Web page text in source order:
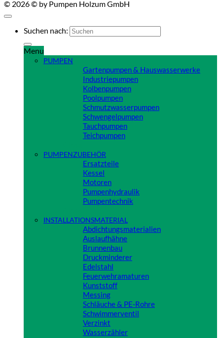
© 2026 © by Pumpen Holzum GmbH
Suchen nach:
Menu
PUMPEN
Gartenpumpen & Hauswasserwerke
Industriepumpen
Kolbenpumpen
Poolpumpen
Schmutzwasserpumpen
Schwengelpumpen
Tauchpumpen
Teichpumpen
PUMPENZUBEHÖR
Ersatzteile
Kessel
Motoren
Pumpenhydraulik
Pumpentechnik
INSTALLATIONSMATERIAL
Abdichtungsmaterialien
Auslaufhähne
Brunnenbau
Druckminderer
Edelstahl
Feuerwehramaturen
Kunststoff
Messing
Schläuche & PE-Rohre
Schwimmerventil
Verzinkt
Wasserzähler